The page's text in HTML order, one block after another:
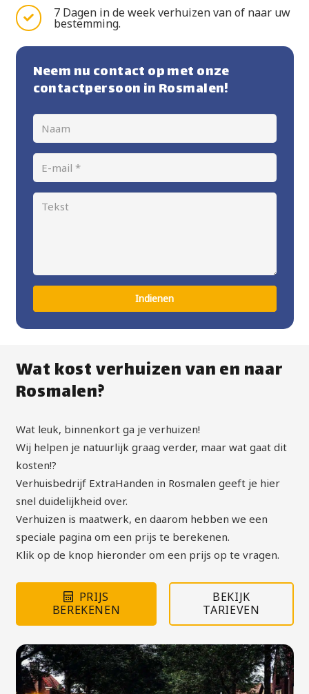
7 Dagen in de week verhuizen van of naar uw
bestemming.
Neem nu contact op met onze
contactpersoon in Rosmalen!
Indienen
Wat kost verhuizen van en naar
Rosmalen?
Wat leuk, binnenkort ga je verhuizen!
Wij helpen je natuurlijk graag verder, maar wat gaat dit
kosten!?
Verhuisbedrijf ExtraHanden in Rosmalen geeft je hier
snel duidelijkheid over.
Verhuizen is maatwerk, en daarom hebben we een
speciale pagina om een prijs te berekenen.
Klik op de knop hieronder om een prijs op te vragen.
PRIJS
BEREKENEN
BEKIJK
TARIEVEN